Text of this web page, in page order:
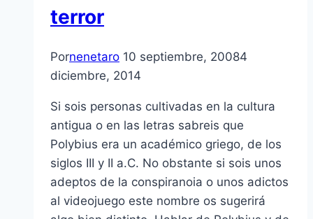
terror
Pornenetaro 10 septiembre, 20084
diciembre, 2014
Si sois personas cultivadas en la cultura
antigua o en las letras sabreis que
Polybius era un académico griego, de los
siglos III y II a.C. No obstante si sois unos
adeptos de la conspiranoia o unos adictos
al videojuego este nombre os sugerirá